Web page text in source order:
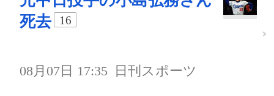
死去
16
08月07日 17:35 日刊スポーツ